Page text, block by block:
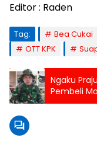
Editor : Raden
Tag: Bea Cukai
OTT KPK
Ngaku
Pembeli